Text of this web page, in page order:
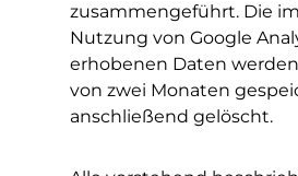
zusammengeführt. Die
Nutzung von Google
erhobenen Daten
von zwei Monaten
anschließend gelöscht.